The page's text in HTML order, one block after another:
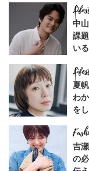
中
課
いる
夏
わ
を
吉
の